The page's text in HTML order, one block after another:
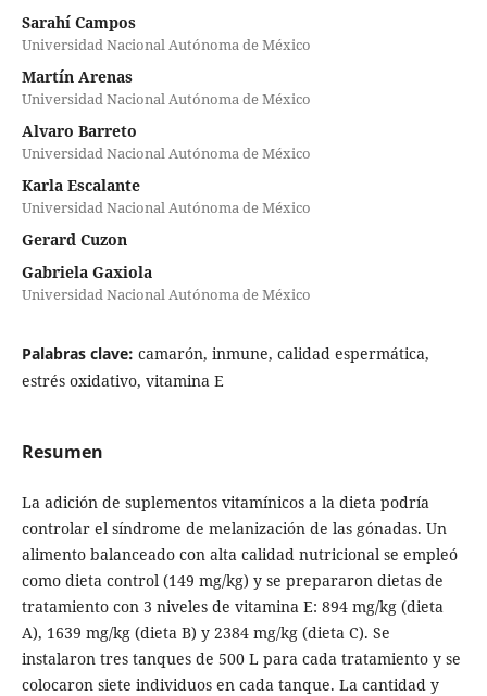
Sarahí Campos
Universidad Nacional Autónoma de México
Martín Arenas
Universidad Nacional Autónoma de México
Alvaro Barreto
Universidad Nacional Autónoma de México
Karla Escalante
Universidad Nacional Autónoma de México
Gerard Cuzon
Gabriela Gaxiola
Universidad Nacional Autónoma de México
Palabras clave: camarón, inmune, calidad espermática,
estrés oxidativo, vitamina E
Resumen
La adición de suplementos vitamínicos a la dieta podría
controlar el síndrome de melanización de las gónadas. Un
alimento balanceado con alta calidad nutricional se empleó
como dieta control (149 mg/kg) y se prepararon dietas de
tratamiento con 3 niveles de vitamina E: 894 mg/kg (dieta
A), 1639 mg/kg (dieta B) y 2384 mg/kg (dieta C). Se
instalaron tres tanques de 500 L para cada tratamiento y se
colocaron siete individuos en cada tanque. La cantidad y